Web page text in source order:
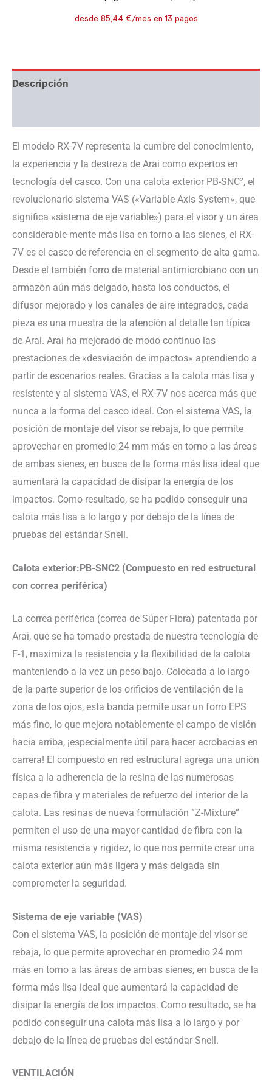
Descripción
El modelo RX-7V representa la cumbre del conocimiento,
la experiencia y la destreza de Arai como expertos en
tecnología del casco. Con una calota exterior PB-SNC², el
revolucionario sistema VAS («Variable Axis System», que
significa «sistema de eje variable») para el visor y un área
considerable-mente más lisa en torno a las sienes, el RX-
7V es el casco de referencia en el segmento de alta gama.
Desde el también forro de material antimicrobiano con un
armazón aún más delgado, hasta los conductos, el
difusor mejorado y los canales de aire integrados, cada
pieza es una muestra de la atención al detalle tan típica
de Arai. Arai ha mejorado de modo continuo las
prestaciones de «desviación de impactos» aprendiendo a
partir de escenarios reales. Gracias a la calota más lisa y
resistente y al sistema VAS, el RX-7V nos acerca más que
nunca a la forma del casco ideal. Con el sistema VAS, la
posición de montaje del visor se rebaja, lo que permite
aprovechar en promedio 24 mm más en torno a las áreas
de ambas sienes, en busca de la forma más lisa ideal que
aumentará la capacidad de disipar la energía de los
impactos. Como resultado, se ha podido conseguir una
calota más lisa a lo largo y por debajo de la línea de
pruebas del estándar Snell.
Calota exterior:PB-SNC2 (Compuesto en red estructural
con correa periférica)
La correa periférica (correa de Súper Fibra) patentada por
Arai, que se ha tomado prestada de nuestra tecnología de
F-1, maximiza la resistencia y la flexibilidad de la calota
manteniendo a la vez un peso bajo. Colocada a lo largo
de la parte superior de los orificios de ventilación de la
zona de los ojos, esta banda permite usar un forro EPS
más fino, lo que mejora notablemente el campo de visión
hacia arriba, ¡especialmente útil para hacer acrobacias en
carrera! El compuesto en red estructural agrega una unión
física a la adherencia de la resina de las numerosas
capas de fibra y materiales de refuerzo del interior de la
calota. Las resinas de nueva formulación “Z-Mixture”
permiten el uso de una mayor cantidad de fibra con la
misma resistencia y rigidez, lo que nos permite crear una
calota exterior aún más ligera y más delgada sin
comprometer la seguridad.
Sistema de eje variable (VAS)
Con el sistema VAS, la posición de montaje del visor se
rebaja, lo que permite aprovechar en promedio 24 mm
más en torno a las áreas de ambas sienes, en busca de la
forma más lisa ideal que aumentará la capacidad de
disipar la energía de los impactos. Como resultado, se ha
podido conseguir una calota más lisa a lo largo y por
debajo de la línea de pruebas del estándar Snell.
VENTILACIÓN